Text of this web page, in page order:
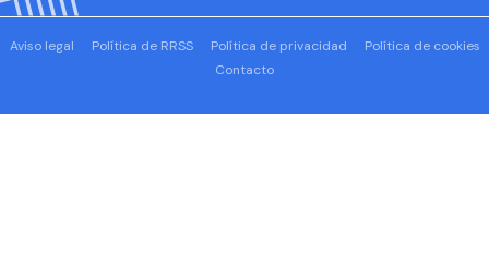
Aviso legal Política de RRSS Política de privacidad
Política de cookies
Contacto